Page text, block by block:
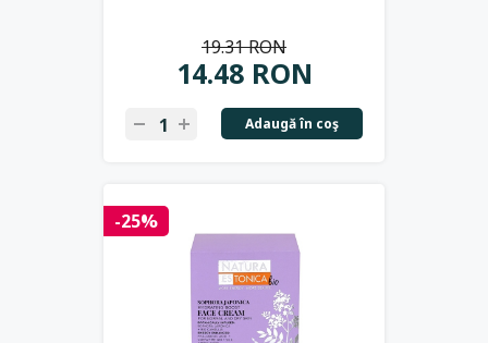
14.48 RON
19.31 RON
Adaugă în coş
-25%